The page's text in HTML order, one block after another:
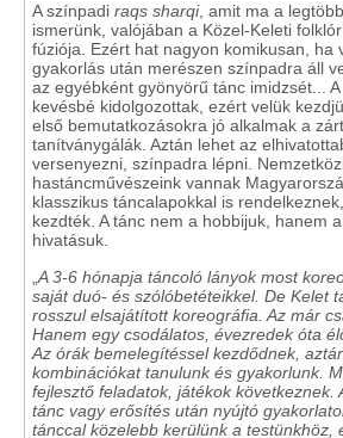
A színpadi raqs sharqi, amit ma a
ismerünk, valójában a Közel-Keleti
fúziója. Ezért hat nagyon komikusan, ha
gyakorlás után merészen színpadra áll
az egyébként gyönyörű tánc imidzsét...
kevésbé kidolgozottak, ezért velük
első bemutatkozásokra jó alkalmak a
tanítványgálák. Aztán lehet az
versenyezni, színpadra lépni.
hastáncművészeink vannak
klasszikus táncalapokkal is
kezdték. A tánc nem a hobbijuk, hanem
hivatásuk.
A 3-6 hónapja táncoló lányok most
saját duó- és szólóbetéteikkel. De Kelet
rosszul elsajátított koreográfia. Az már
Hanem egy csodálatos, évezredek óta
Az órák bemelegítéssel kezdődnek,
kombinációkat tanulunk és gyakorlunk.
fejlesztő feladatok, játékok következnek.
tánc vagy erősítés után nyújtó
tánccal közelebb kerülünk a testünkhöz,